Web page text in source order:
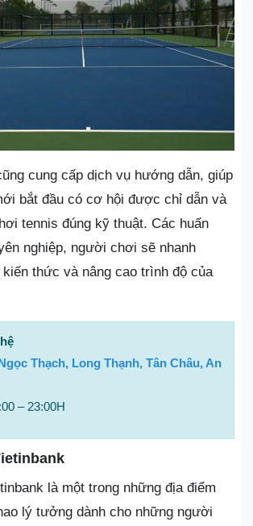
cung cấp dịch vụ hướng dẫn, giúp
bắt đầu có cơ hội được chỉ dẫn và
tennis đúng kỹ thuật. Các huấn
nghiệp, người chơi sẽ nhanh
kiến thức và nâng cao trình độ của
Thạch, Long Thạnh, Tân Châu, An
– 23:00H
là một trong những địa điểm
lý tưởng dành cho những người